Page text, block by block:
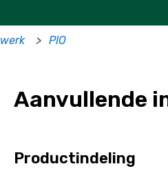
PIO
Aanvullende
Productindeling